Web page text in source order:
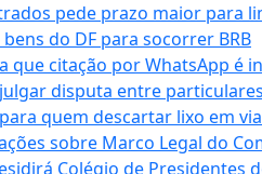
pede prazo maior para
do DF para socorrer BRB
que citação por WhatsApp é
julgar disputa entre
quem descartar lixo em
sobre Marco Legal do
Colégio de Presidentes